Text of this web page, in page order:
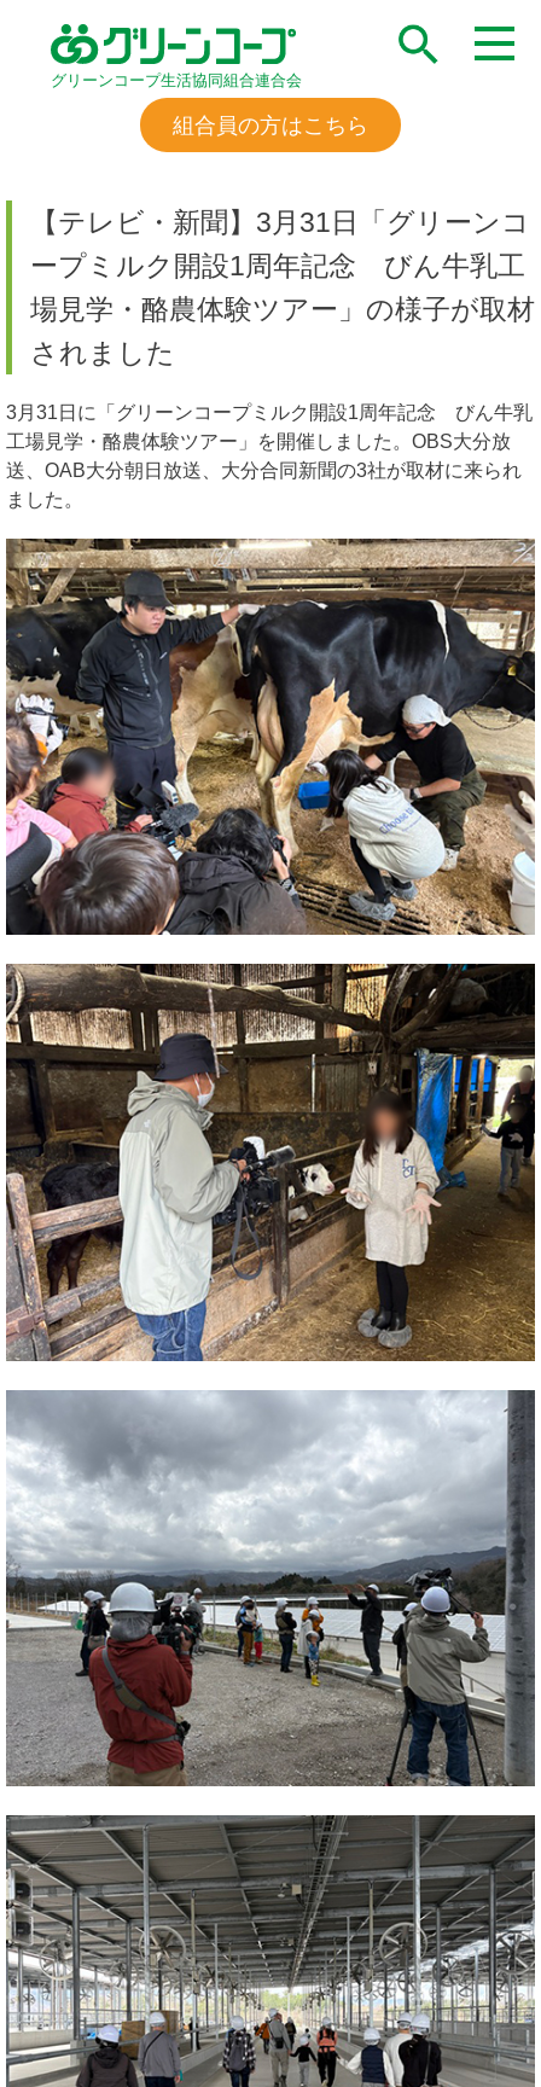
グリーンコープ生活協同組合連合会
組合員の方はこちら
【テレビ・新聞】3月31日「グリーンコ
ープミルク開設1周年記念 びん牛乳工
場見学・酪農体験ツアー」の様子が取材
されました
3月31日に「グリーンコープミルク開設1周年記念 びん牛乳
工場見学・酪農体験ツアー」を開催しました。OBS大分放
送、OAB大分朝日放送、大分合同新聞の3社が取材に来られ
ました。